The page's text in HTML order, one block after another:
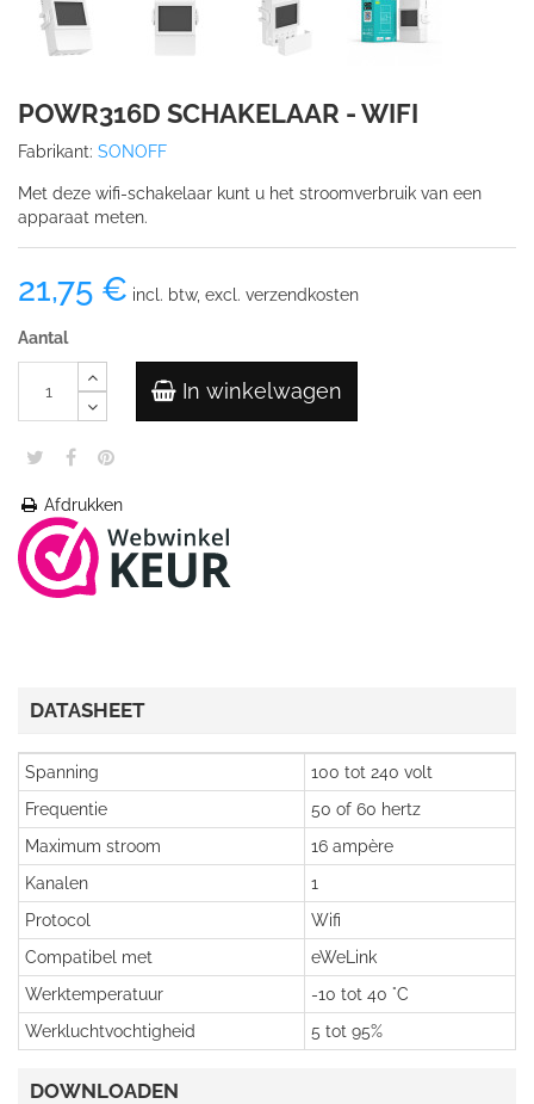
POWR316D SCHAKELAAR - WIFI
Fabrikant: SONOFF
Met deze wifi-schakelaar kunt u het stroomverbruik van een
apparaat meten.
21,75 € incl. btw, excl. verzendkosten
Aantal
In winkelwagen
Afdrukken
DATASHEET
Spanning
100 tot 240 volt
Frequentie
50 of 60 hertz
Maximum stroom
16 ampère
Kanalen
1
Protocol
Wifi
Compatibel met
eWeLink
Werktemperatuur
-10 tot 40 °C
Werkluchtvochtigheid
5 tot 95%
DOWNLOADEN